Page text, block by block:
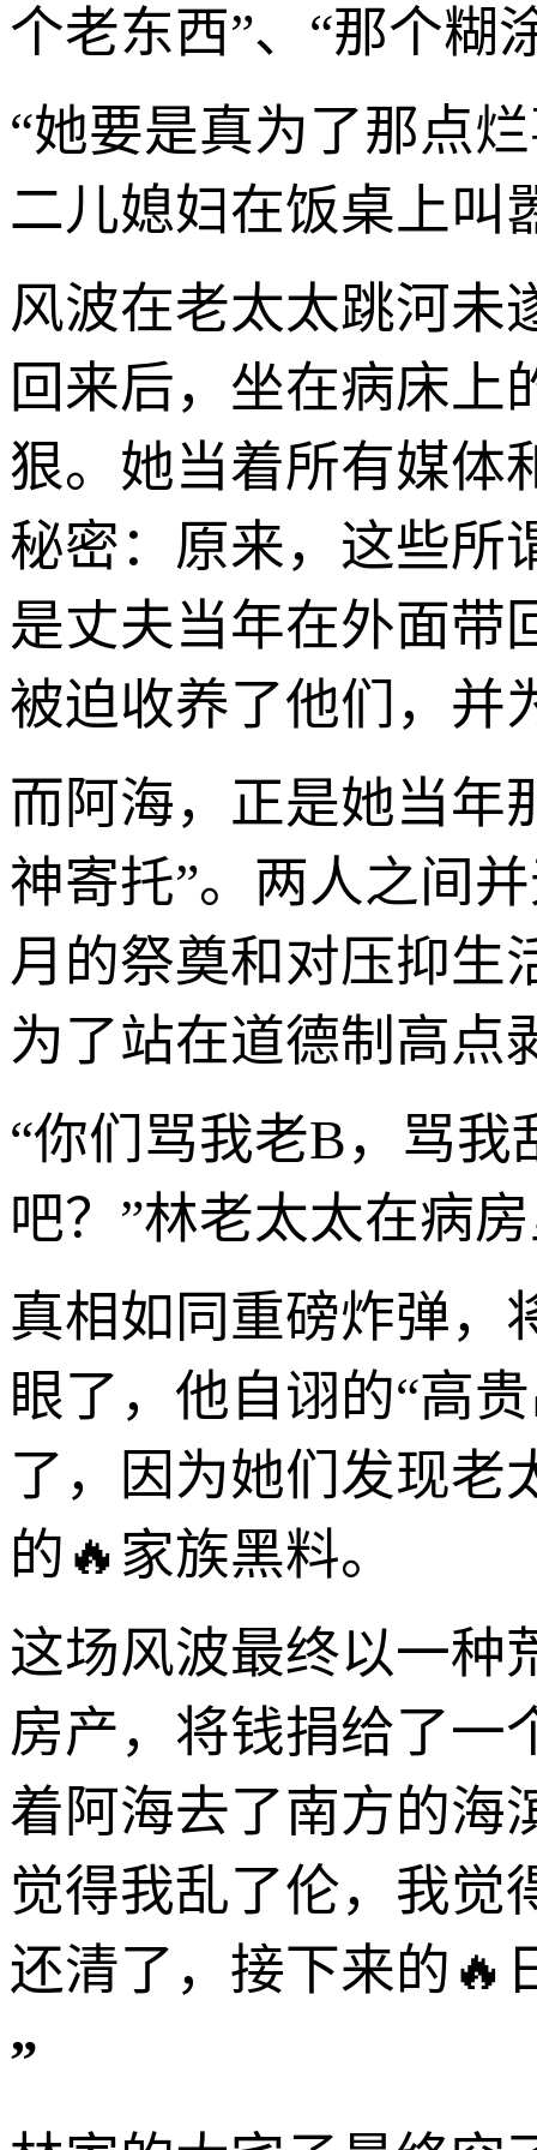
个老东西”、“那个糊
“她要是真为了那点
二儿媳妇在饭桌上叫
风波在老太太跳河未
回来后，坐在病床上
狠。她当着所有媒体
秘密：原来，这些所
是丈夫当年在外面带
被迫收养了他们，并
而阿海，正是她当年
神寄托”。两人之间
月的祭奠和对压抑生
为了站在道德制高点
“你们骂我老B，骂
吧？”林老太太在病
真相如同重磅炸弹，
眼了，他自诩的“高
了，因为她们发现老
的🔥家族黑料。
这场风波最终以一种
房产，将钱捐给了一
着阿海去了南方的海
觉得我乱了伦，我觉
还清了，接下来的🔥
”